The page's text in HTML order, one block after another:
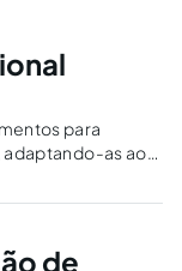
para
as aos
de